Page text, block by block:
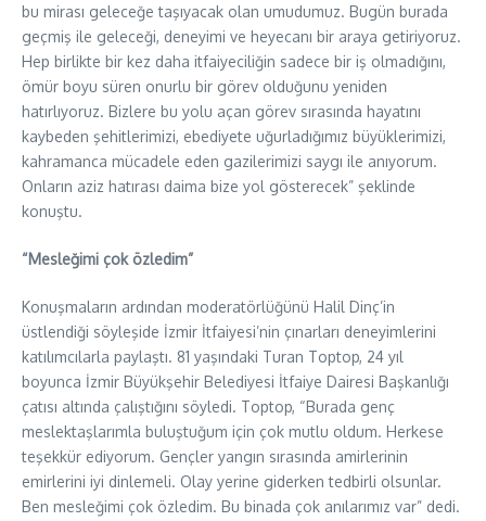
bu mirası geleceğe taşıyacak olan umudumuz. Bugün burada
geçmiş ile geleceği, deneyimi ve heyecanı bir araya getiriyoruz.
Hep birlikte bir kez daha itfaiyeciliğin sadece bir iş olmadığını,
ömür boyu süren onurlu bir görev olduğunu yeniden
hatırlıyoruz. Bizlere bu yolu açan görev sırasında hayatını
kaybeden şehitlerimizi, ebediyete uğurladığımız büyüklerimizi,
kahramanca mücadele eden gazilerimizi saygı ile anıyorum.
Onların aziz hatırası daima bize yol gösterecek” şeklinde
konuştu.
“Mesleğimi çok özledim”
Konuşmaların ardından moderatörlüğünü Halil Dinç’in
üstlendiği söyleşide İzmir İtfaiyesi’nin çınarları deneyimlerini
katılımcılarla paylaştı. 81 yaşındaki Turan Toptop, 24 yıl
boyunca İzmir Büyükşehir Belediyesi İtfaiye Dairesi Başkanlığı
çatısı altında çalıştığını söyledi. Toptop, “Burada genç
meslektaşlarımla buluştuğum için çok mutlu oldum. Herkese
teşekkür ediyorum. Gençler yangın sırasında amirlerinin
emirlerini iyi dinlemeli. Olay yerine giderken tedbirli olsunlar.
Ben mesleğimi çok özledim. Bu binada çok anılarımız var” dedi.